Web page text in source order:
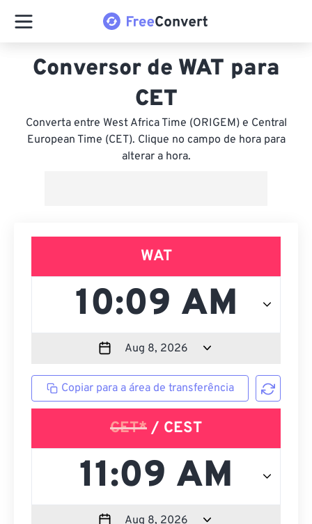
Conversor de WAT para
CET
Converta entre West Africa Time (ORIGEM) e Central
European Time (CET). Clique no campo de hora para
alterar a hora.
WAT
Copiar para a área de transferência
CET* / CEST